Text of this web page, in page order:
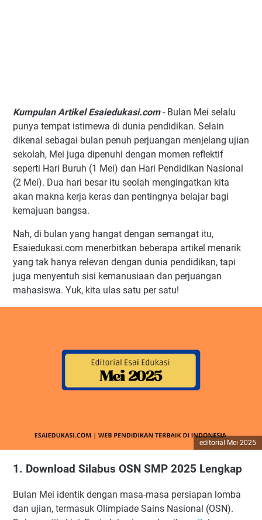
Kumpulan Artikel Esaiedukasi.com- Bulan Mei selalu
punya tempat istimewa di dunia pendidikan. Selain
dikenal sebagai bulan penuh perjuangan menjelang ujian
sekolah, Mei juga dipenuhi dengan momen reflektif
seperti Hari Buruh (1 Mei) dan Hari Pendidikan Nasional
(2 Mei). Dua hari besar itu seolah mengingatkan kita
akan makna kerja keras dan pentingnya belajar bagi
kemajuan bangsa.
Nah, di bulan yang hangat dengan semangat itu,
Esaiedukasi.com menerbitkan beberapa artikel menarik
yang tak hanya relevan dengan dunia pendidikan, tapi
juga menyentuh sisi kemanusiaan dan perjuangan
mahasiswa. Yuk, kita ulas satu per satu!
editorial Mei 2025
1. Download Silabus OSN SMP 2025 Lengkap
Bulan Mei identik dengan masa-masa persiapan lomba
dan ujian, termasuk Olimpiade Sains Nasional (OSN).